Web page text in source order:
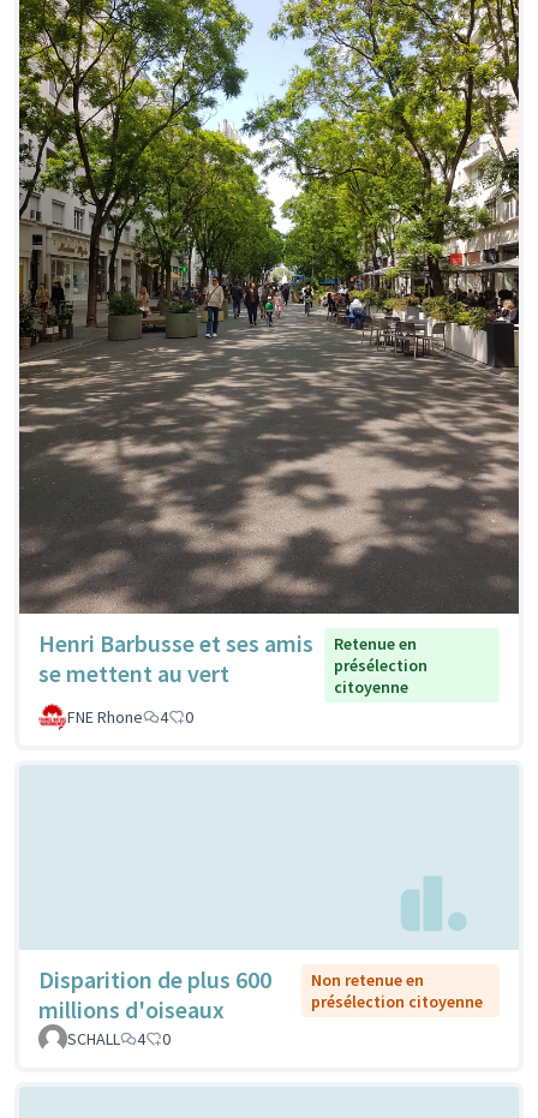
Henri Barbusse et ses amis
se mettent au vert
Retenue en
présélection
citoyenne
FNE Rhone
4 0
Disparition de plus 600
millions d'oiseaux
Non retenue en
présélection citoyenne
SCHALL
4 0